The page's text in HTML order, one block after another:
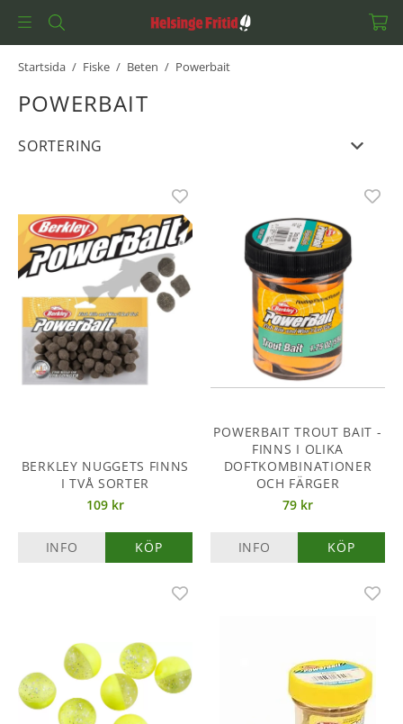
Startsida / Fiske / Beten / Powerbait
POWERBAIT
SORTERING
BERKLEY NUGGETS FINNS
I TVÅ SORTER
109 kr
INFO KÖP
POWERBAIT TROUT BAIT -
FINNS I OLIKA
DOFTKOMBINATIONER
OCH FÄRGER
79 kr
INFO KÖP